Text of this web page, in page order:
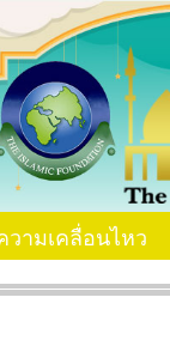
วามเคลื่อนไหว